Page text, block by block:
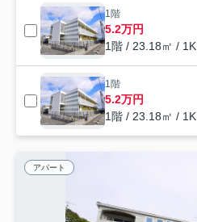
1階
5.2万円
1階 / 23.18㎡ / 1K
1階
5.2万円
1階 / 23.18㎡ / 1K
アパート